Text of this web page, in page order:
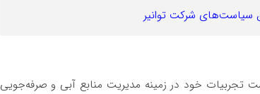
سیاست‌های شرکت توانیر
تجربیات خود در زمینه مدیریت منابع آبی و صرفه‌جویی